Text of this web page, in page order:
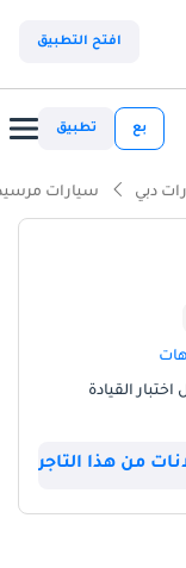
افتح التطبيق
بع تطبيق
دبي سيارات
القيادة
من هذا التاجر